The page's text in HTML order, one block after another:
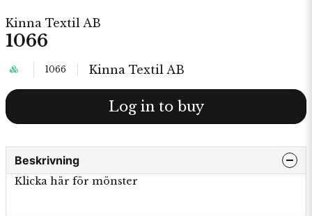
Kinna Textil AB
1066
1066 Kinna Textil AB
Log in to buy
Beskrivning
Klicka här för mönster